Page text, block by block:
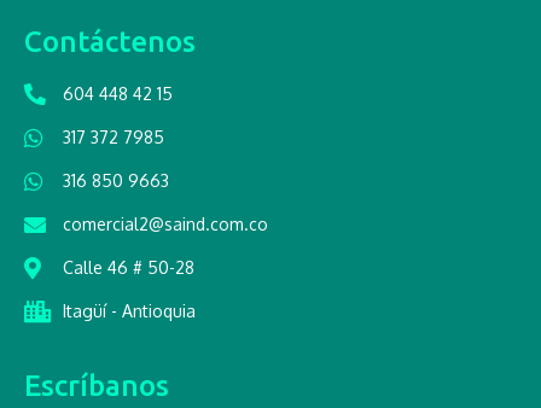
Contáctenos
604 448 42 15
317 372 7985
316 850 9663
comercial2@saind.com.co
Calle 46 # 50-28
Itagüí - Antioquia
Escríbanos